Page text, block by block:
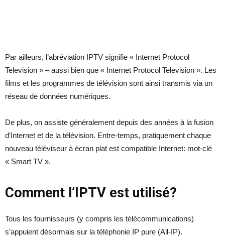
Par ailleurs, l’abréviation IPTV signifie « Internet Protocol
Television » – aussi bien que « Internet Protocol Television ». Les
films et les programmes de télévision sont ainsi transmis via un
réseau de données numériques.
De plus, on assiste généralement depuis des années à la fusion
d’Internet et de la télévision. Entre-temps, pratiquement chaque
nouveau téléviseur à écran plat est compatible Internet: mot-clé
« Smart TV ».
Comment l’IPTV est utilisé?
Tous les fournisseurs (y compris les télécommunications)
s’appuient désormais sur la téléphonie IP pure (All-IP).